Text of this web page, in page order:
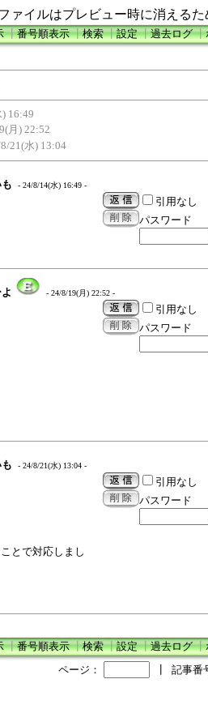
イルはプレビュー時に消えるた
┃番号順表示┃検索┃設定┃過去ログ┃
16:49
月) 22:52
21(水) 13:04
- 24/8/14(水) 16:49 -
引用なし
パスワード
- 24/8/19(月) 22:52 -
引用なし
パスワード
- 24/8/21(水) 13:04 -
とで対応しまし
引用なし
パスワード
┃番号順表示┃検索┃設定┃過去ログ┃
ページ：
記事番